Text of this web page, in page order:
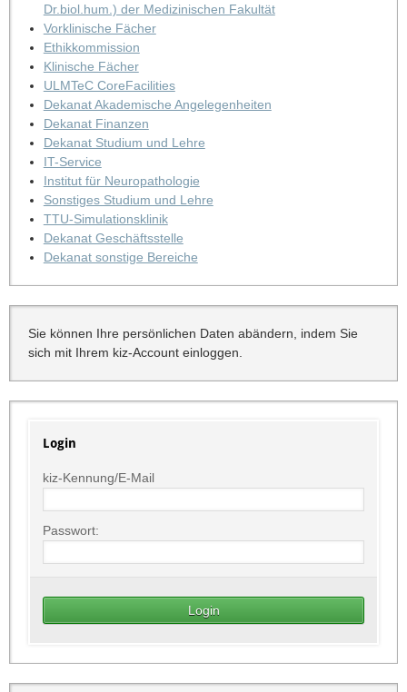
Dr.biol.hum.) der Medizinischen Fakultät
Vorklinische Fächer
Ethikkommission
Klinische Fächer
ULMTeC CoreFacilities
Dekanat Akademische Angelegenheiten
Dekanat Finanzen
Dekanat Studium und Lehre
IT-Service
Institut für Neuropathologie
Sonstiges Studium und Lehre
TTU-Simulationsklinik
Dekanat Geschäftsstelle
Dekanat sonstige Bereiche
Sie können Ihre persönlichen Daten abändern, indem Sie
sich mit Ihrem kiz-Account einloggen.
Login
kiz-Kennung/E-Mail
Passwort: